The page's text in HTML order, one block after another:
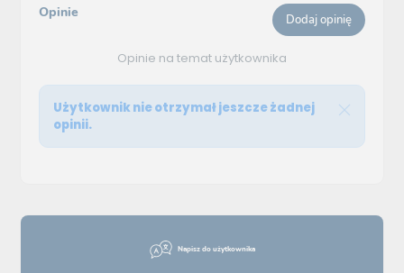
Napisz do użytkownika
Opinie Dodaj opinię
Opinie na temat użytkownika
Użytkownik nie otrzymał jeszcze żadnej
opinii.